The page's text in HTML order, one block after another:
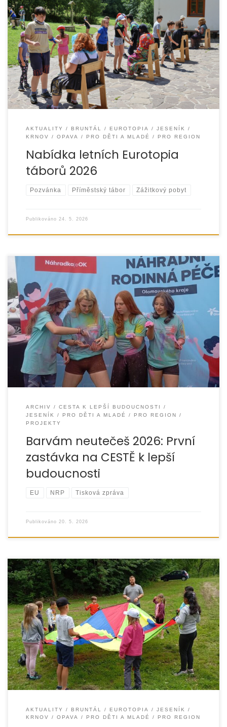
Jako každý rok připravujeme na letní prázdniny řadu
volnočasových aktivit pro děti ze znevýhodněných rodin.
Cílem je zpříjemnit jim dny
AKTUALITY BRUNTÁL EUROTOPIA
JESENÍK
KRNOV
OPAVA PRO DĚTI A MLADÉ PRO REGION
Nabídka letních Eurotopia
táborů 2026
Pozvánka Příměstský tábor Zážitkový pobyt
Publikováno 24. 5. 2026
Pokud první společná akce nastavila směr celého
projektu, pak je jasné, že “CESTA k lepší budoucnosti”
začala opravdu tím nejlepším možným
ARCHIV
CESTA K LEPŠÍ BUDOUCNOSTI
JESENÍK
PRO DĚTI A MLADÉ
PRO REGION
PROJEKTY
Barvám neutečeš 2026: První
zastávka na CESTĚ k lepší
budoucnosti
EU NRP Tisková zpráva
Publikováno 20. 5. 2026
Dejte dětem šanci zažít léto, které si jejich rodiny nemohou
dovolit. Pomozte dětem zažít léto plné radosti, přátelství
a nových zážitků.
AKTUALITY BRUNTÁL EUROTOPIA
JESENÍK
KRNOV
OPAVA PRO DĚTI A MLADÉ PRO REGION